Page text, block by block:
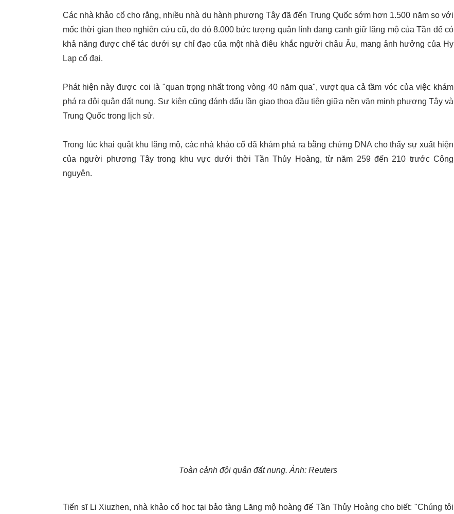
Các nhà khảo cổ cho rằng, nhiều nhà du hành phương Tây đã đến Trung Quốc sớm hơn 1.500 năm so với
mốc thời gian theo nghiên cứu cũ, do đó 8.000 bức tượng quân lính đang canh giữ lăng mộ của Tần đế có
khả năng được chế tác dưới sự chỉ đạo của một nhà điêu khắc người châu Âu, mang ảnh hưởng của Hy
Lạp cổ đại.
Phát hiện này được coi là "quan trọng nhất trong vòng 40 năm qua", vượt qua cả tầm vóc của việc khám
phá ra đội quân đất nung. Sự kiện cũng đánh dấu lần giao thoa đầu tiên giữa nền văn minh phương Tây và
Trung Quốc trong lịch sử.
Trong lúc khai quật khu lăng mộ, các nhà khảo cổ đã khám phá ra bằng chứng DNA cho thấy sự xuất hiện
của người phương Tây trong khu vực dưới thời Tần Thủy Hoàng, từ năm 259 đến 210 trước Công
nguyên.
Toàn cảnh đội quân đất nung. Ảnh: Reuters
Tiến sĩ Li Xiuzhen, nhà khảo cổ học tại bảo tàng Lăng mộ hoàng đế Tần Thủy Hoàng cho biết: "Chúng tôi